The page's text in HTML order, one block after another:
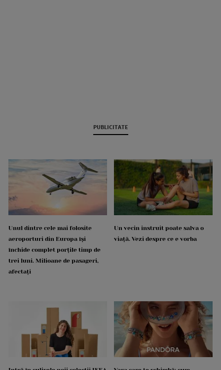
PUBLICITATE
Unul dintre cele mai folosite
aeroporturi din Europa își
închide complet porțile timp de
trei luni. Milioane de pasageri,
afectați
Un vecin instruit poate salva o
viață. Vezi despre ce e vorba